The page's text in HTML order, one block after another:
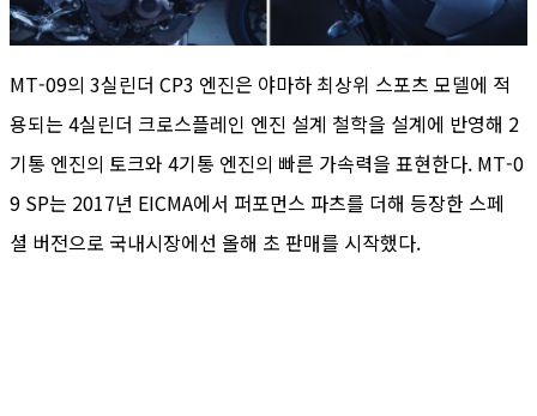
MT-09의 3실린더 CP3 엔진은 야마하 최상위 스포츠 모델에 적
용되는 4실린더 크로스플레인 엔진 설계 철학을 설계에 반영해 2
기통 엔진의 토크와 4기통 엔진의 빠른 가속력을 표현한다. MT-0
9 SP는 2017년 EICMA에서 퍼포먼스 파츠를 더해 등장한 스페
셜 버전으로 국내시장에선 올해 초 판매를 시작했다.